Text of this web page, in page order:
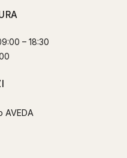
– 18:30
AVEDA